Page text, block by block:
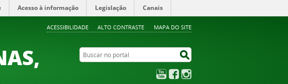
ACESSIBILIDADE ALTO CONTRASTE MAPA DO SITE
Acesso à informação Legislação Canais
Buscar no portal
YouTubeFacebook